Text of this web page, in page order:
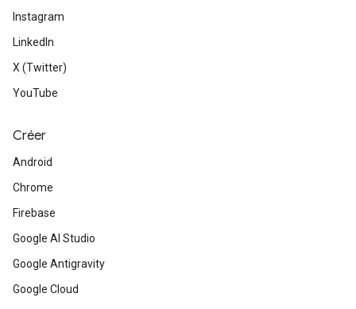
Instagram
LinkedIn
X (Twitter)
YouTube
Créer
Android
Chrome
Firebase
Google AI Studio
Google Antigravity
Google Cloud